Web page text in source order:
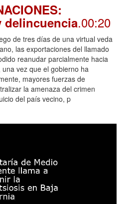
delincuencia.00:20
de tres días de una virtual veda
las exportaciones del llamado
reanudar parcialmente hacia
vez que el gobierno ha
mayores fuerzas de
la amenaza del crimen
del país vecino, p